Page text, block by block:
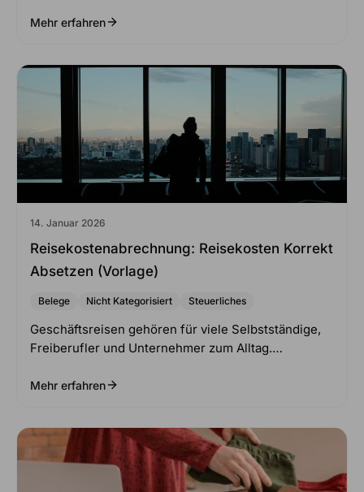
Mehr erfahren
14. Januar 2026
Reisekostenabrechnung: Reisekosten Korrekt
Absetzen (Vorlage)
Belege Nicht Kategorisiert Steuerliches
Geschäftsreisen gehören für viele Selbstständige,
Freiberufler und Unternehmer zum Alltag.…
Mehr erfahren